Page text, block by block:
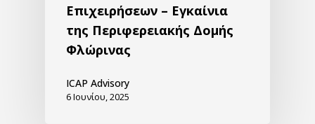
Επιχειρήσεων – Εγκαίνια
της Περιφερειακής Δομής
Φλώρινας
ICAP Advisory
6 Ιουνίου, 2025